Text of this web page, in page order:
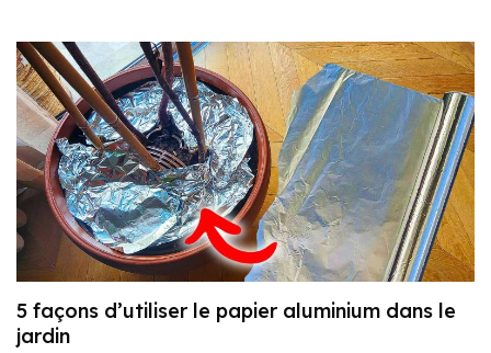
5 façons d’utiliser le papier aluminium dans le
jardin